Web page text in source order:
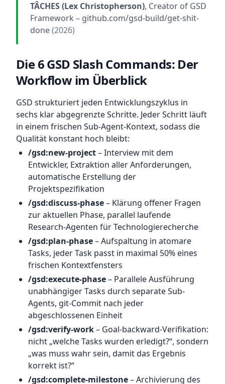
TÂCHES (Lex Christopherson), Creator of GSD
Framework – github.com/gsd-build/get-shit-
done(2026)
Die 6 GSD Slash Commands: Der
Workflow im Überblick
GSD strukturiert jeden Entwicklungszyklus in
sechs klar abgegrenzte Schritte. Jeder Schritt läuft
in einem frischen Sub-Agent-Kontext, sodass die
Qualität konstant hoch bleibt:
/gsd:new-project– Interview mit dem
Entwickler, Extraktion aller Anforderungen,
automatische Erstellung der
Projektspezifikation
/gsd:discuss-phase– Klärung offener Fragen
zur aktuellen Phase, parallel laufende
Research-Agenten für Technologierecherche
/gsd:plan-phase– Aufspaltung in atomare
Tasks, jeder Task passt in maximal 50% eines
frischen Kontextfensters
/gsd:execute-phase– Parallele Ausführung
unabhängiger Tasks durch separate Sub-
Agents, git-Commit nach jeder
abgeschlossenen Einheit
/gsd:verify-work– Goal-backward-Verifikation:
nicht „welche Tasks wurden erledigt?“, sondern
„was muss wahr sein, damit das Ergebnis
korrekt ist?“
/gsd:complete-milestone– Archivierung des